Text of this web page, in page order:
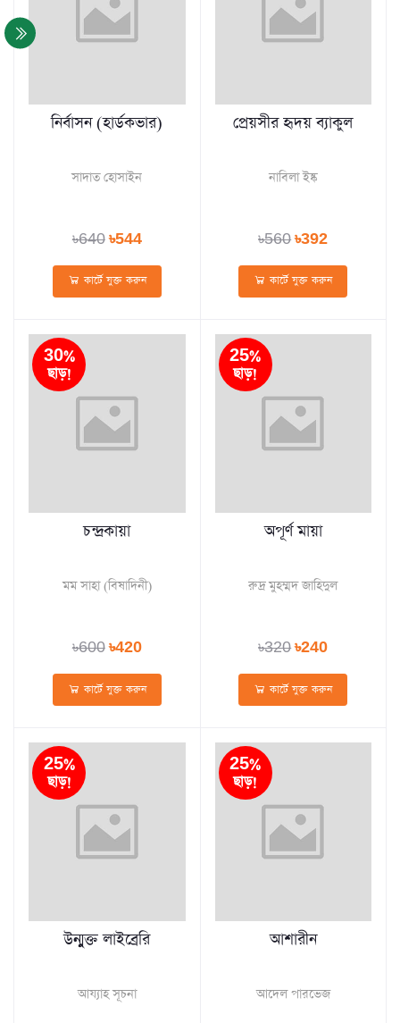
নির্বাসন (হার্ডকভার)
সাদাত হোসাইন
৳640৳544
কার্টে যুক্ত করুন
প্রেয়সীর হৃদয় ব্যাকুল
নাবিলা ইষ্ক
৳560৳392
কার্টে যুক্ত করুন
30%
ছাড়!
চন্দ্রকায়া
মম সাহা (বিষাদিনী)
৳600৳420
কার্টে যুক্ত করুন
25%
ছাড়!
অপূর্ণ মায়া
রুদ্র মুহম্মদ জাহিদুল
৳320৳240
কার্টে যুক্ত করুন
25%
ছাড়!
উন্মুক্ত লাইব্রেরি
আয্যাহ সূচনা
25%
ছাড়!
আশারীন
আদেল পারভেজ